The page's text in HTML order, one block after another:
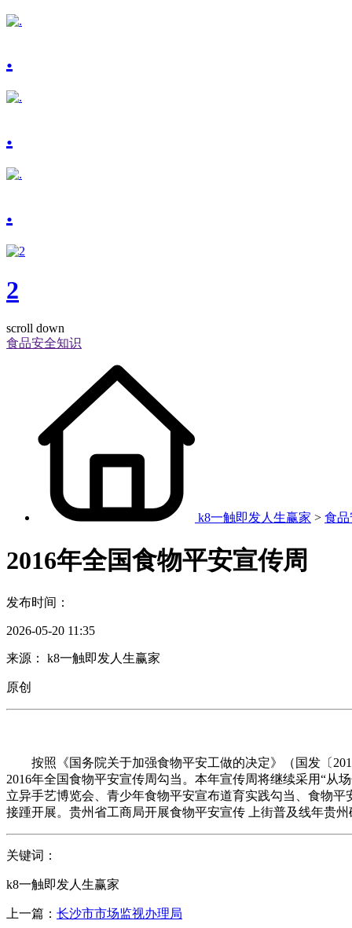
.
.
.
2
scroll down
食品安全知识
k8一触即发人生赢家 > 食
2016年全国食物平安宣传周
发布时间：
2026-05-20 11:35
来源： k8一触即发人生赢家
原创
按照《国务院关于加强食物平安工做的决定》（国发〔
2016年全国食物平安宣传周勾当。本年宣传周将继续采用“从
立异手艺博览会、青少年食物平安宣布道育实践勾当、食物
接踵开展。贵州省工商局开展食物平安宣传 上街普及线年贵
关键词：
k8一触即发人生赢家
上一篇： 长沙市市场监视办理局